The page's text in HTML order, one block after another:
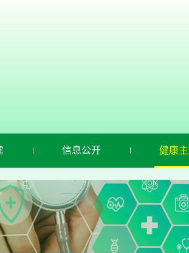
信息公开 健康